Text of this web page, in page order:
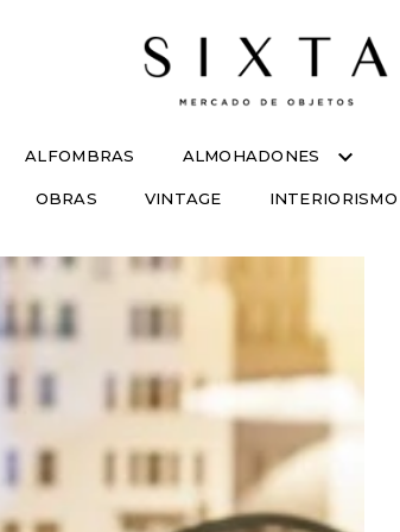
ALFOMBRAS ALMOHADONES
OBRAS VINTAGE INTERIORISMO